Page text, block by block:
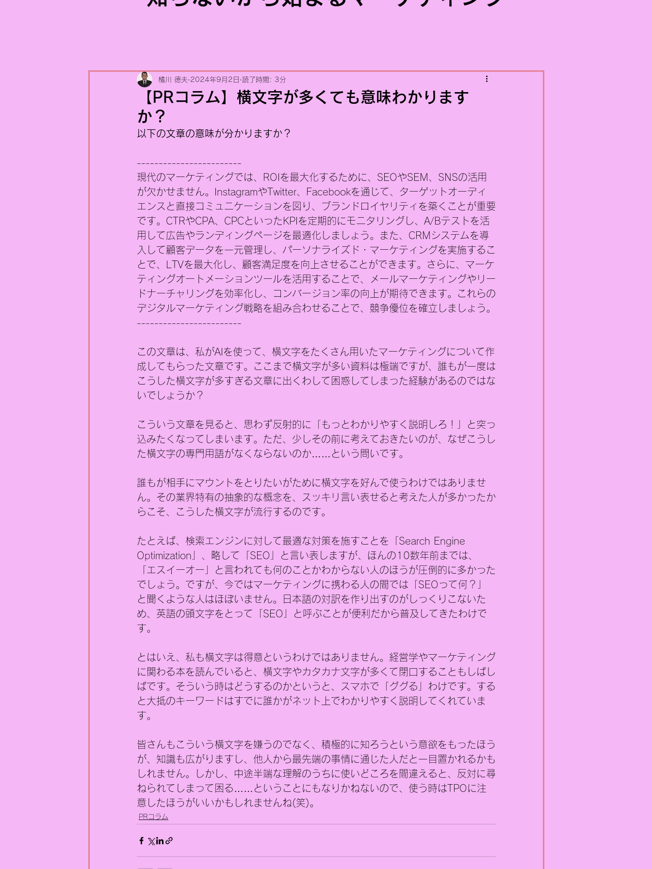
【PRコラム】横文字が多くても意味わかります
か？
橘川 徳夫 2024年9月2日 読了時間: 3分
以下の文章の意味が分かりますか？
------------------------
現代のマーケティングでは、ROIを最大化するために、SEOやSEM、SNSの活用
が欠かせません。InstagramやTwitter、Facebookを通じて、ターゲットオーディ
エンスと直接コミュニケーションを図り、ブランドロイヤリティを築くことが重要
です。CTRやCPA、CPCといったKPIを定期的にモニタリングし、A/Bテストを活
用して広告やランディングページを最適化しましょう。また、CRMシステムを導
入して顧客データを一元管理し、パーソナライズド・マーケティングを実施するこ
とで、LTVを最大化し、顧客満足度を向上させることができます。さらに、マーケ
ティングオートメーションツールを活用することで、メールマーケティングやリー
ドナーチャリングを効率化し、コンバージョン率の向上が期待できます。これらの
デジタルマーケティング戦略を組み合わせることで、競争優位を確立しましょう。
------------------------
この文章は、私がAIを使って、横文字をたくさん用いたマーケティングについて作
成してもらった文章です。ここまで横文字が多い資料は極端ですが、誰もが一度は
こうした横文字が多すぎる文章に出くわして困惑してしまった経験があるのではな
いでしょうか？
こういう文章を見ると、思わず反射的に「もっとわかりやすく説明しろ！」と突っ
込みたくなってしまいます。ただ、少しその前に考えておきたいのが、なぜこうし
た横文字の専門用語がなくならないのか……という問いです。
誰もが相手にマウントをとりたいがために横文字を好んで使うわけではありませ
ん。その業界特有の抽象的な概念を、スッキリ言い表せると考えた人が多かったか
らこそ、こうした横文字が流行するのです。
たとえば、検索エンジンに対して最適な対策を施すことを「Search Engine
Optimization」、略して「SEO」と言い表しますが、ほんの10数年前までは、
「エスイーオー」と言われても何のことかわからない人のほうが圧倒的に多かった
でしょう。ですが、今ではマーケティングに携わる人の間では「SEOって何？」
と聞くような人はほぼいません。日本語の対訳を作り出すのがしっくりこないた
め、英語の頭文字をとって「SEO」と呼ぶことが便利だから普及してきたわけで
す。
とはいえ、私も横文字は得意というわけではありません。経営学やマーケティング
に関わる本を読んでいると、横文字やカタカナ文字が多くて閉口することもしばし
ばです。そういう時はどうするのかというと、スマホで「ググる」わけです。する
と大抵のキーワードはすでに誰かがネット上でわかりやすく説明してくれていま
す。
皆さんもこういう横文字を嫌うのでなく、積極的に知ろうという意欲をもったほう
が、知識も広がりますし、他人から最先端の事情に通じた人だと一目置かれるかも
しれません。しかし、中途半端な理解のうちに使いどころを間違えると、反対に尋
ねられてしまって困る……ということにもなりかねないので、使う時はTPOに注
意したほうがいいかもしれませんね(笑)。
PRコラム